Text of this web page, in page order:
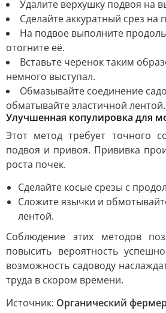
Удалите верхушку подвоя на
Сделайте аккуратный срез на
На подвое выполните
отогните её.
Вставьте черенок таким
немного выступал.
Обмазывайте соединение
обматывайте эластичной лентой.
Улучшенная копулировка для
Этот метод требует точного
подвоя и привоя. Прививка
роста почек.
Сделайте косые срезы с
Сложите язычки и
лентой.
Соблюдение этих методов
повысить вероятность
возможность садоводу
труда в скором времени.
Источник: Органический